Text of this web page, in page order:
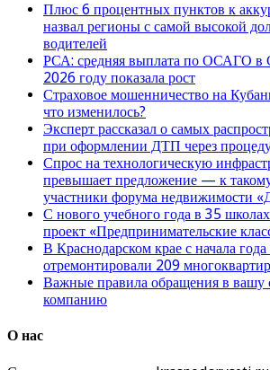
Плюс 6 процентных пунктов к
назвал регионы с самой высокой
водителей
РСА: средняя выплата по ОСАГО в
2026 году показала рост
Страховое мошенничество на
что изменилось?
Эксперт рассказал о самых
при оформлении ДТП через
Спрос на технологическую
превышает предложение — к
участники форума недвижимости
С нового учебного года в 35
проект «Предпринимательские
В Краснодарском крае с начала
отремонтировали 209
Важные правила обращения в вашу
компанию
О нас